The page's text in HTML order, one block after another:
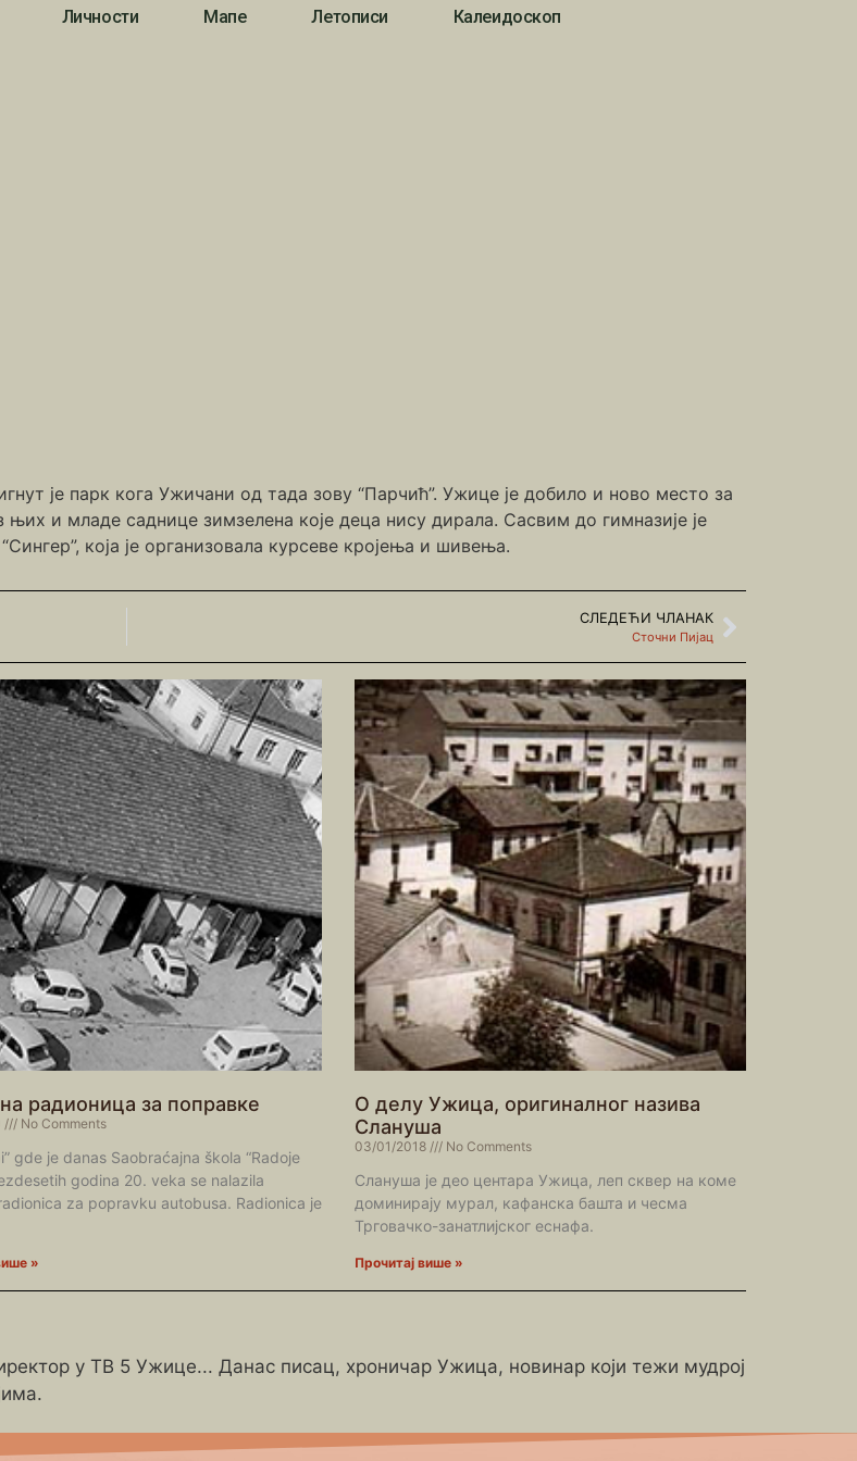
Личности Мапе Летописи
Калеидоскоп
је парк кога Ужичани од тада зову “Парчић”. Ужице је добило и ново место за
и младе саднице зимзелена које деца нису дирала. Сасвим до гимназије је
која је организовала курсеве кројења и шивења.
СЛЕДЕЋИ ЧЛАНАК
Сточни Пијац
радионица за поправке
No Comments
gde je danas Saobraćajna škola “Radoje
godina 20. veka se nalazila
za popravku autobusa. Radionica je
»
О делу Ужица, оригиналног назива
Слануша
03/01/2018 No Comments
Слануша је део центара Ужица, леп сквер на коме
доминирају мурал, кафанска башта и чесма
Трговачко-занатлијског еснафа.
Прочитај више »
у ТВ 5 Ужице... Данас писац, хроничар Ужица, новинар који тежи мудрој